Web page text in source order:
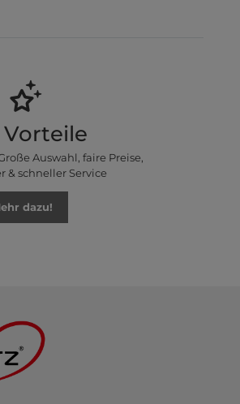
Auswahl, faire Preise,
& schneller Service
dazu!